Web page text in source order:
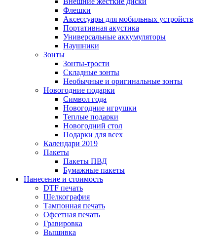
Флешки
Аксессуары для мобильных устройств
Портативная акустика
Универсальные аккумуляторы
Наушники
Зонты
Зонты-трости
Складные зонты
Необычные и оригинальные зонты
Новогодние подарки
Символ года
Новогодние игрушки
Теплые подарки
Новогодний стол
Подарки для всех
Календари 2019
Пакеты
Пакеты ПВД
Бумажные пакеты
Нанесение и стоимость
DTF печать
Шелкография
Тампонная печать
Офсетная печать
Гравировка
Вышивка